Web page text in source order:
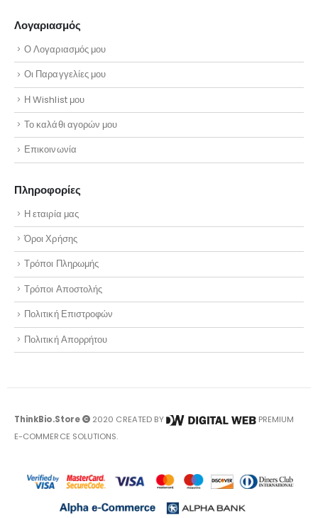
Λογαριασμός
Ο Λογαριασμός μου
Οι Παραγγελίες μου
Η Wishlist μου
Το καλάθι αγορών μου
Επικοινωνία
Πληροφορίες
Η εταιρία μας
Όροι Χρήσης
Τρόποι Πληρωμής
Τρόποι Αποστολής
Πολιτική Επιστροφών
Πολιτική Απορρήτου
ThinkBio.Store 2020 CREATED BY
PREMIUM
E-COMMERCE SOLUTIONS.